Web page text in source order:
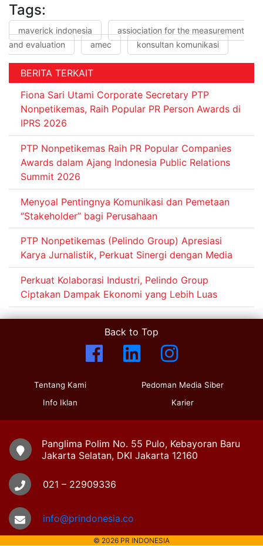
Tags:
maverick indonesia
assiociation for the measurement
and evaluation
amec konsultan komunikasi
BERITA TERKAIT
Fiona Sari Utami Corporate Secretary PTP
Nonpetikemas, Raih Popular PR Person Awards di
IPRS 2026
PTP Nonpetikemas Raih PR Popular Companies
Awards dalam Ajang Indonesia Public Relations
Summit 2026
Menyoal Pentingnya Komunikasi dan Pemetaan
“Stakeholder” bagi Perusahaan
PTP Nonpetikemas (Pelindo Group) Apresiasi
Karya Jurnalistik, Perkuat Sinergi dengan Media
Perkuat Kolaborasi Industri, Pelindo Group
Ciptakan Dampak Ekonomi yang Lebih Luas
Back to Top
Tentang Kami
Info Iklan
Pedoman Media Siber
Karier
Panglima Polim No. 55 Pulo, Kebayoran Baru
Jakarta Selatan, DKI Jakarta 12160
021 – 22909336
info@prindonesia.co
© 2026 PR INDONESIA